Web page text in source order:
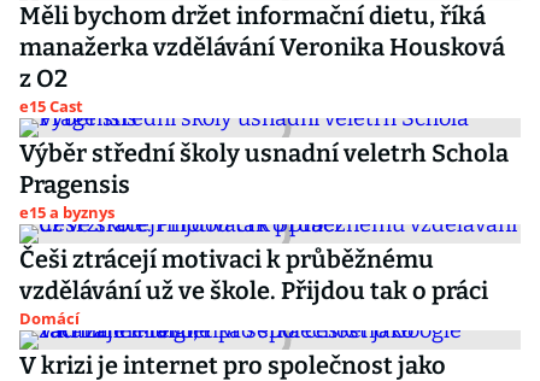
Měli bychom držet informační dietu, říká
manažerka vzdělávání Veronika Housková
z O2
e15 Cast
Výběr střední školy usnadní veletrh Schola
Pragensis
e15 a byznys
Češi ztrácejí motivaci k průběžnému
vzdělávání už ve škole. Přijdou tak o práci
Domácí
V krizi je internet pro společnost jako